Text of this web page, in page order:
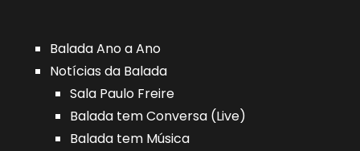
Balada Ano a Ano
Notícias da Balada
Sala Paulo Freire
Balada tem Conversa (Live)
Balada tem Música